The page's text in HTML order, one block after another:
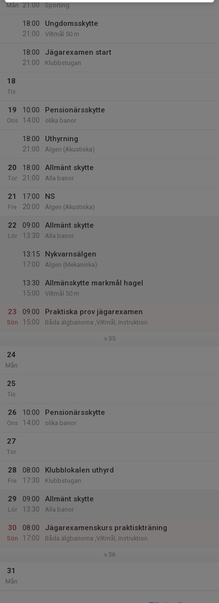
Mån 21:00
Sporting
18:00
21:00
Ungdomsskytte
Viltmål 50 m
18:00
21:00
Jägarexamen start
Klubbstugan
18
Tis
19
Ons
10:00
14:00
Pensionärsskytte
olika banor
18:00
21:00
Uthyrning
Älgen (Akustiska)
20
Tor
18:00
21:00
Allmänt skytte
Alla banor
21
Fre
17:00
20:00
NS
Älgen (Akustiska)
22
Lör
09:00
13:30
Allmänt skytte
Alla banor
13:15
17:00
Nykvarnsälgen
Älgen (Mekaniska)
13:30
15:00
Allmänskytte markmål hagel
Viltmål 50 m
23
Sön
09:00
15:00
Praktiska prov jägarexamen
Båda älgbanorna ,Viltmål, Instruktion
v.35
24
Mån
25
Tis
26
Ons
10:00
14:00
Pensionärsskytte
olika banor
27
Tor
28
Fre
08:00
17:30
Klubblokalen uthyrd
Klubbstugan
29
Lör
09:00
13:30
Allmänt skytte
Alla banor
30
Sön
08:00
17:00
Jägarexamenskurs praktiskträning
Båda älgbanorna ,Viltmål, Instruktion
v.36
31
Mån